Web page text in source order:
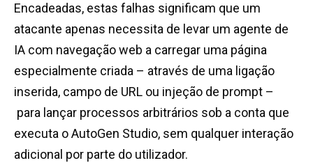
Encadeadas, estas falhas significam que um
atacante apenas necessita de levar um agente de
IA com navegação web a carregar uma página
especialmente criada – através de uma ligação
inserida, campo de URL ou injeção de prompt –
para lançar processos arbitrários sob a conta que
executa o AutoGen Studio, sem qualquer interação
adicional por parte do utilizador.